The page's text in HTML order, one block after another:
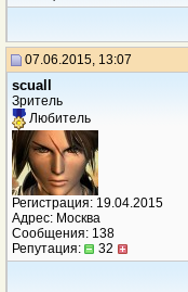
07.06.2015, 13:07
scuall
Зритель
Любитель
Регистрация: 19.04.2015
Адрес: Москва
Сообщения: 138
Репутация:
32